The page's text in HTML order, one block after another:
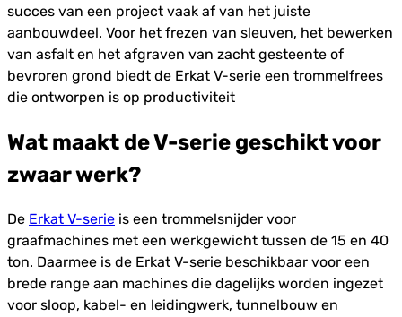
succes van een project vaak af van het juiste
aanbouwdeel. Voor het frezen van sleuven, het bewerken
van asfalt en het afgraven van zacht gesteente of
bevroren grond biedt de Erkat V-serie een trommelfrees
die ontworpen is op productiviteit
Wat maakt de V-serie geschikt voor
zwaar werk?
De Erkat V-serie is een trommelsnijder voor
graafmachines met een werkgewicht tussen de 15 en 40
ton. Daarmee is de Erkat V-serie beschikbaar voor een
brede range aan machines die dagelijks worden ingezet
voor sloop, kabel- en leidingwerk, tunnelbouw en